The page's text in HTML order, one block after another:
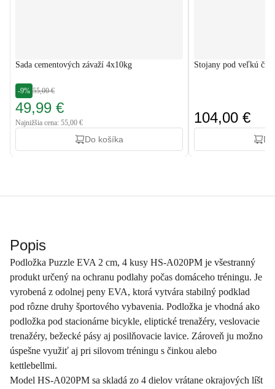
Sada cementových závaží 4x10kg
-9% 55,00 €
49,99 €
Najnižšia cena: 55,00 €
Do košíka
Stojany pod veľkú
104,00 €
Popis
Podložka Puzzle EVA 2 cm, 4 kusy HS-A020PM je všestranný
produkt určený na ochranu podlahy počas domáceho tréningu. Je
vyrobená z odolnej peny EVA, ktorá vytvára stabilný podklad
pod rôzne druhy športového vybavenia. Podložka je vhodná ako
podložka pod stacionárne bicykle, eliptické trenažéry, veslovacie
trenažéry, bežecké pásy aj posilňovacie lavice. Zároveň ju možno
úspešne využiť aj pri silovom tréningu s činkou alebo
kettlebellmi.
Model HS-A020PM sa skladá zo 4 dielov vrátane okrajových líšt